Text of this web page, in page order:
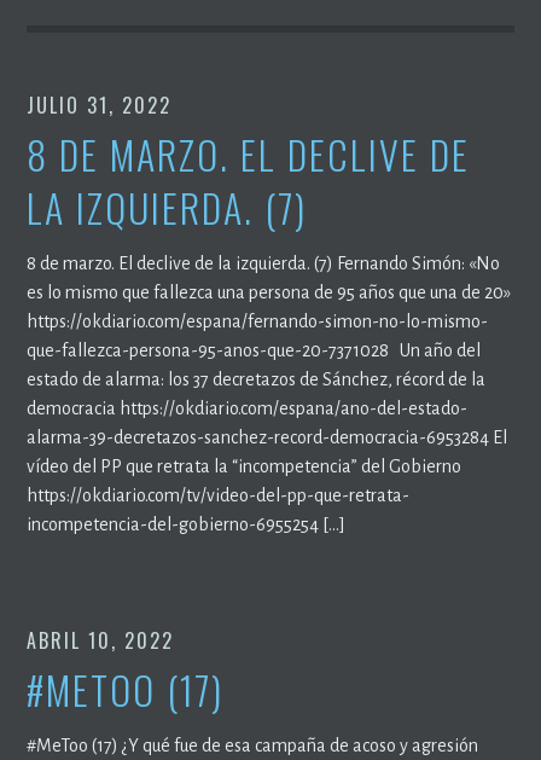
JULIO 31, 2022
8 DE MARZO. EL DECLIVE DE
LA IZQUIERDA. (7)
8 de marzo. El declive de la izquierda. (7) Fernando Simón: «No
es lo mismo que fallezca una persona de 95 años que una de 20»
https://okdiario.com/espana/fernando-simon-no-lo-mismo-
que-fallezca-persona-95-anos-que-20-7371028 Un año del
estado de alarma: los 37 decretazos de Sánchez, récord de la
democracia https://okdiario.com/espana/ano-del-estado-
alarma-39-decretazos-sanchez-record-democracia-6953284 El
vídeo del PP que retrata la “incompetencia” del Gobierno
https://okdiario.com/tv/video-del-pp-que-retrata-
incompetencia-del-gobierno-6955254 […]
ABRIL 10, 2022
#METOO (17)
#MeToo (17) ¿Y qué fue de esa campaña de acoso y agresión